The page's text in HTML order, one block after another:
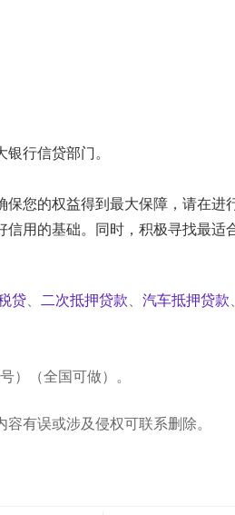
行信贷部门。
您的权益得到最大保障，请在进
用的基础。同时，积极寻找最适
贷 二次抵押贷款 汽车抵押贷款
）（全国可做） 。
有误或涉及侵权可联系删除。